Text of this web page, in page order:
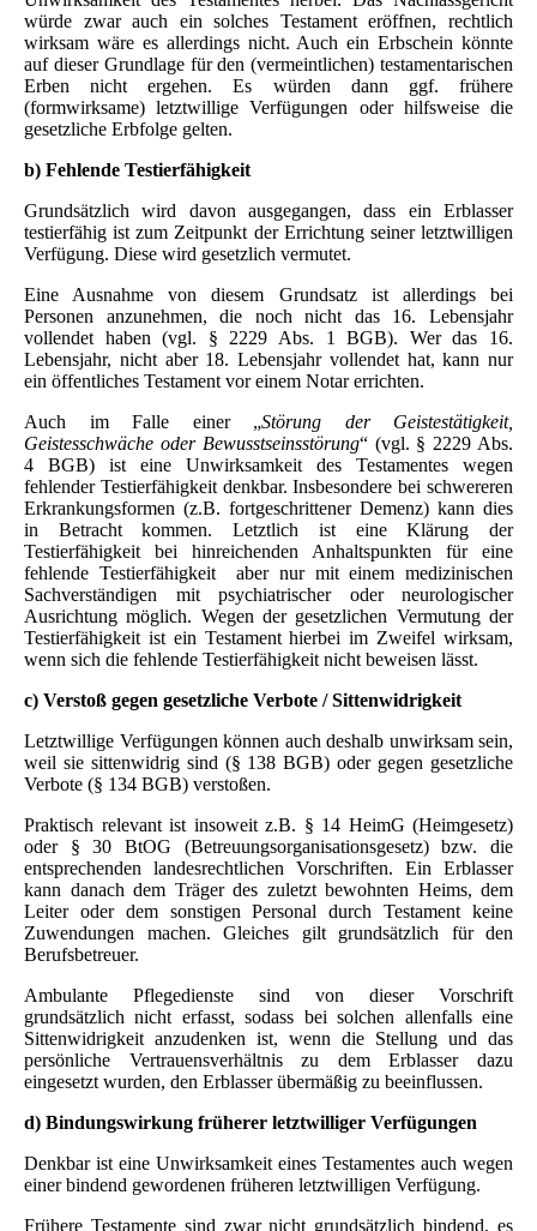
würde zwar auch ein solches Testament eröffnen, rechtlich
wirksam wäre es allerdings nicht. Auch ein Erbschein könnte
auf dieser Grundlage für den (vermeintlichen) testamentarischen
Erben nicht ergehen. Es würden dann ggf. frühere
(formwirksame) letztwillige Verfügungen oder hilfsweise die
gesetzliche Erbfolge gelten.
b) Fehlende Testierfähigkeit
Grundsätzlich wird davon ausgegangen, dass ein Erblasser
testierfähig ist zum Zeitpunkt der Errichtung seiner letztwilligen
Verfügung. Diese wird gesetzlich vermutet.
Eine Ausnahme von diesem Grundsatz ist allerdings bei
Personen anzunehmen, die noch nicht das 16. Lebensjahr
vollendet haben (vgl. § 2229 Abs. 1 BGB). Wer das 16.
Lebensjahr, nicht aber 18. Lebensjahr vollendet hat, kann nur
ein öffentliches Testament vor einem Notar errichten.
Auch im Falle einer „Störung der Geistestätigkeit,
Geistesschwäche oder Bewusstseinsstörung“ (vgl. § 2229 Abs.
4 BGB) ist eine Unwirksamkeit des Testamentes wegen
fehlender Testierfähigkeit denkbar. Insbesondere bei schwereren
Erkrankungsformen (z.B. fortgeschrittener Demenz) kann dies
in Betracht kommen. Letztlich ist eine Klärung der
Testierfähigkeit bei hinreichenden Anhaltspunkten für eine
fehlende Testierfähigkeit aber nur mit einem medizinischen
Sachverständigen mit psychiatrischer oder neurologischer
Ausrichtung möglich. Wegen der gesetzlichen Vermutung der
Testierfähigkeit ist ein Testament hierbei im Zweifel wirksam,
wenn sich die fehlende Testierfähigkeit nicht beweisen lässt.
c) Verstoß gegen gesetzliche Verbote / Sittenwidrigkeit
Letztwillige Verfügungen können auch deshalb unwirksam sein,
weil sie sittenwidrig sind (§ 138 BGB) oder gegen gesetzliche
Verbote (§ 134 BGB) verstoßen.
Praktisch relevant ist insoweit z.B. § 14 HeimG (Heimgesetz)
oder § 30 BtOG (Betreuungsorganisationsgesetz) bzw. die
entsprechenden landesrechtlichen Vorschriften. Ein Erblasser
kann danach dem Träger des zuletzt bewohnten Heims, dem
Leiter oder dem sonstigen Personal durch Testament keine
Zuwendungen machen. Gleiches gilt grundsätzlich für den
Berufsbetreuer.
Ambulante Pflegedienste sind von dieser Vorschrift
grundsätzlich nicht erfasst, sodass bei solchen allenfalls eine
Sittenwidrigkeit anzudenken ist, wenn die Stellung und das
persönliche Vertrauensverhältnis zu dem Erblasser dazu
eingesetzt wurden, den Erblasser übermäßig zu beeinflussen.
d) Bindungswirkung früherer letztwilliger Verfügungen
Denkbar ist eine Unwirksamkeit eines Testamentes auch wegen
einer bindend gewordenen früheren letztwilligen Verfügung.
Frühere Testamente sind zwar nicht grundsätzlich bindend, es